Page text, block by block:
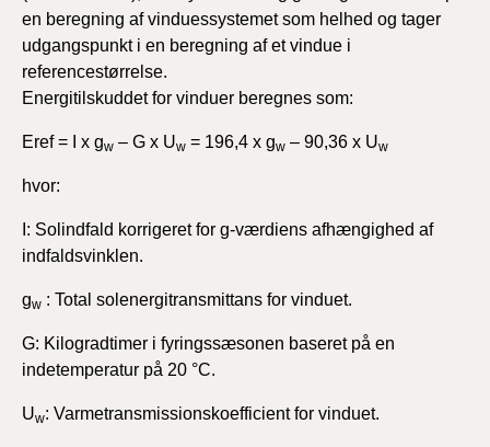
en beregning af vinduessystemet som helhed og tager
udgangspunkt i en beregning af et vindue i
referencestørrelse.
Energitilskuddet for vinduer beregnes som:
Eref = I x gw – G x Uw = 196,4 x gw – 90,36 x Uw
hvor:
I: Solindfald korrigeret for g-værdiens afhængighed af
indfaldsvinklen.
gw : Total solenergitransmittans for vinduet.
G: Kilogradtimer i fyringssæsonen baseret på en
indetemperatur på 20 °C.
Uw: Varmetransmissionskoefficient for vinduet.